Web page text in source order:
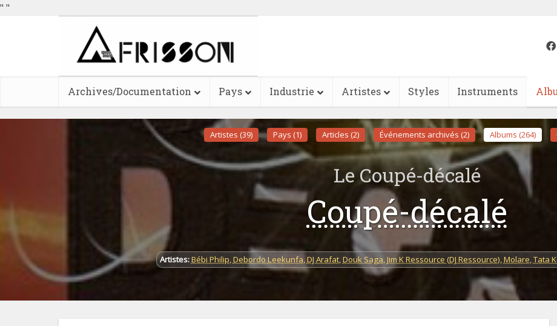
" "
Archives/Documentation Pays Industrie Artistes Styles Instruments
Artistes (39) Pays (1) Articles (2) Événements archivés (2) Albums (264)
Le Coupé-décalé
Coupé-décalé
Artistes:Bébi Philip,Debordo Leekunfa,DJ Arafat,Douk Saga,Jim K Ressource (DJ Ressource),Molare,Tata